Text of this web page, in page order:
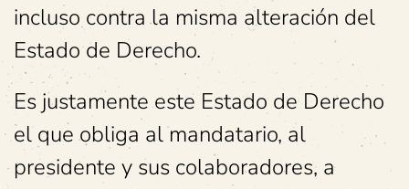
incluso contra la misma alteración del
Estado de Derecho.
Es justamente este Estado de Derecho
el que obliga al mandatario, al
presidente y sus colaboradores, a